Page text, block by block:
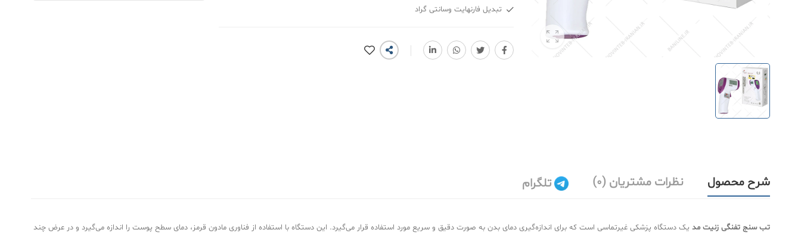
تبدیل فارنهایت وسانتی گراد
شرح محصول نظرات مشتریان (0) تلگرام
تب سنج تفنگی زنیت مد یک دستگاه پزشکی غیرتماسی است که برای اندازه‌گیری دمای بدن به صورت دقیق و سریع مورد استفاده قرار می‌گیرد. این دستگاه با استفاده از فناوری مادون قرمز، دمای سطح پوست را اندازه می‌گیرد و در عرض چند